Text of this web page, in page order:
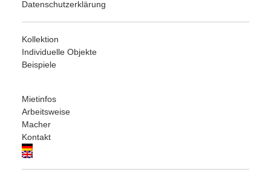
Datenschutzerklärung
Kollektion
Individuelle Objekte
Beispiele
Mietinfos
Arbeitsweise
Macher
Kontakt